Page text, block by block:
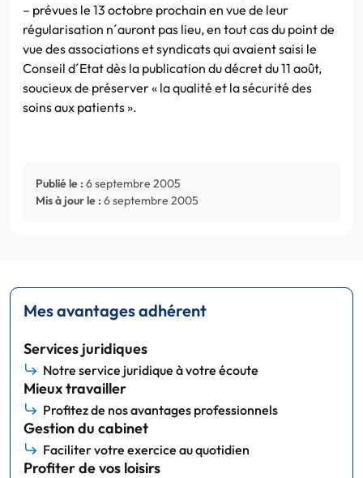
– prévues le 13 octobre prochain en vue de leur
régularisation n´auront pas lieu, en tout cas du point de
vue des associations et syndicats qui avaient saisi le
Conseil d´Etat dès la publication du décret du 11 août,
soucieux de préserver « la qualité et la sécurité des
soins aux patients ».
Publié le : 6 septembre 2005
Mis à jour le : 6 septembre 2005
Mes avantages adhérent
Services juridiques
Notre service juridique à votre écoute
Mieux travailler
Profitez de nos avantages professionnels
Gestion du cabinet
Faciliter votre exercice au quotidien
Profiter de vos loisirs